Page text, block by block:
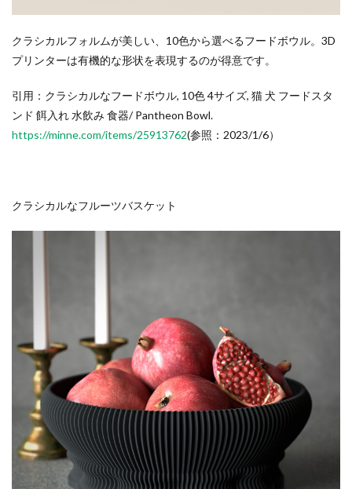
クラシカルフォルムが美しい、10色から選べるフードボウル。3D
プリンターは有機的な形状を表現するのが得意です。
引用：クラシカルなフードボウル, 10色 4サイズ, 猫 犬 フードスタ
ンド 餌入れ 水飲み 食器/ Pantheon Bowl.
https://minne.com/items/25913762(参照：2023/1/6）
クラシカルなフルーツバスケット